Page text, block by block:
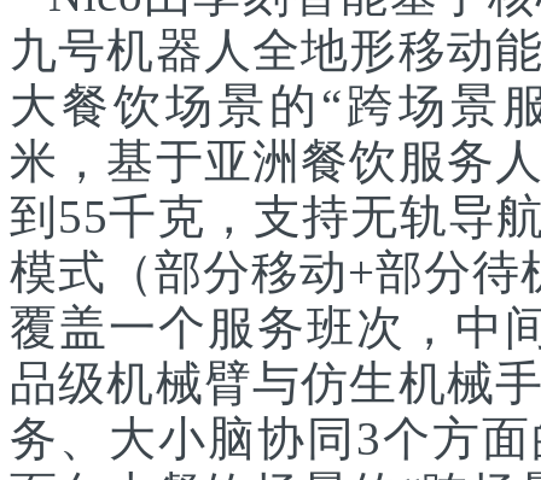
九号机器人全地形移动
大餐饮场景的“跨场景
米，基于亚洲餐饮服务
到55千克，支持无轨导
模式（部分移动+部分待
覆盖一个服务班次，中
品级机械臂与仿生机械
务、大小脑协同3个方